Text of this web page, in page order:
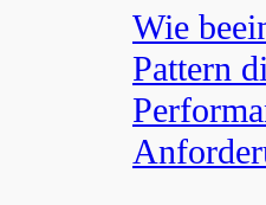
Wie
Pattern